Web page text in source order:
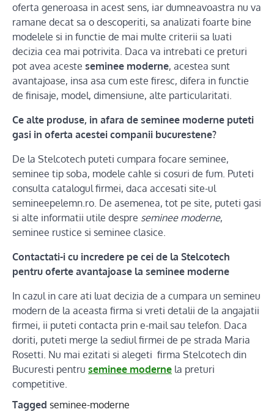
oferta generoasa in acest sens, iar dumneavoastra nu va
ramane decat sa o descoperiti, sa analizati foarte bine
modelele si in functie de mai multe criterii sa luati
decizia cea mai potrivita. Daca va intrebati ce preturi
pot avea aceste seminee moderne, acestea sunt
avantajoase, insa asa cum este firesc, difera in functie
de finisaje, model, dimensiune, alte particularitati.
Ce alte produse, in afara de seminee moderne puteti
gasi in oferta acestei companii bucurestene?
De la Stelcotech puteti cumpara focare seminee,
seminee tip soba, modele cahle si cosuri de fum. Puteti
consulta catalogul firmei, daca accesati site-ul
semineepelemn.ro. De asemenea, tot pe site, puteti gasi
si alte informatii utile despre seminee moderne,
seminee rustice si seminee clasice.
Contactati-i cu incredere pe cei de la Stelcotech
pentru oferte avantajoase la seminee moderne
In cazul in care ati luat decizia de a cumpara un semineu
modern de la aceasta firma si vreti detalii de la angajatii
firmei, ii puteti contacta prin e-mail sau telefon. Daca
doriti, puteti merge la sediul firmei de pe strada Maria
Rosetti. Nu mai ezitati si alegeti firma Stelcotech din
Bucuresti pentru seminee moderne la preturi
competitive.
Tagged seminee-moderne